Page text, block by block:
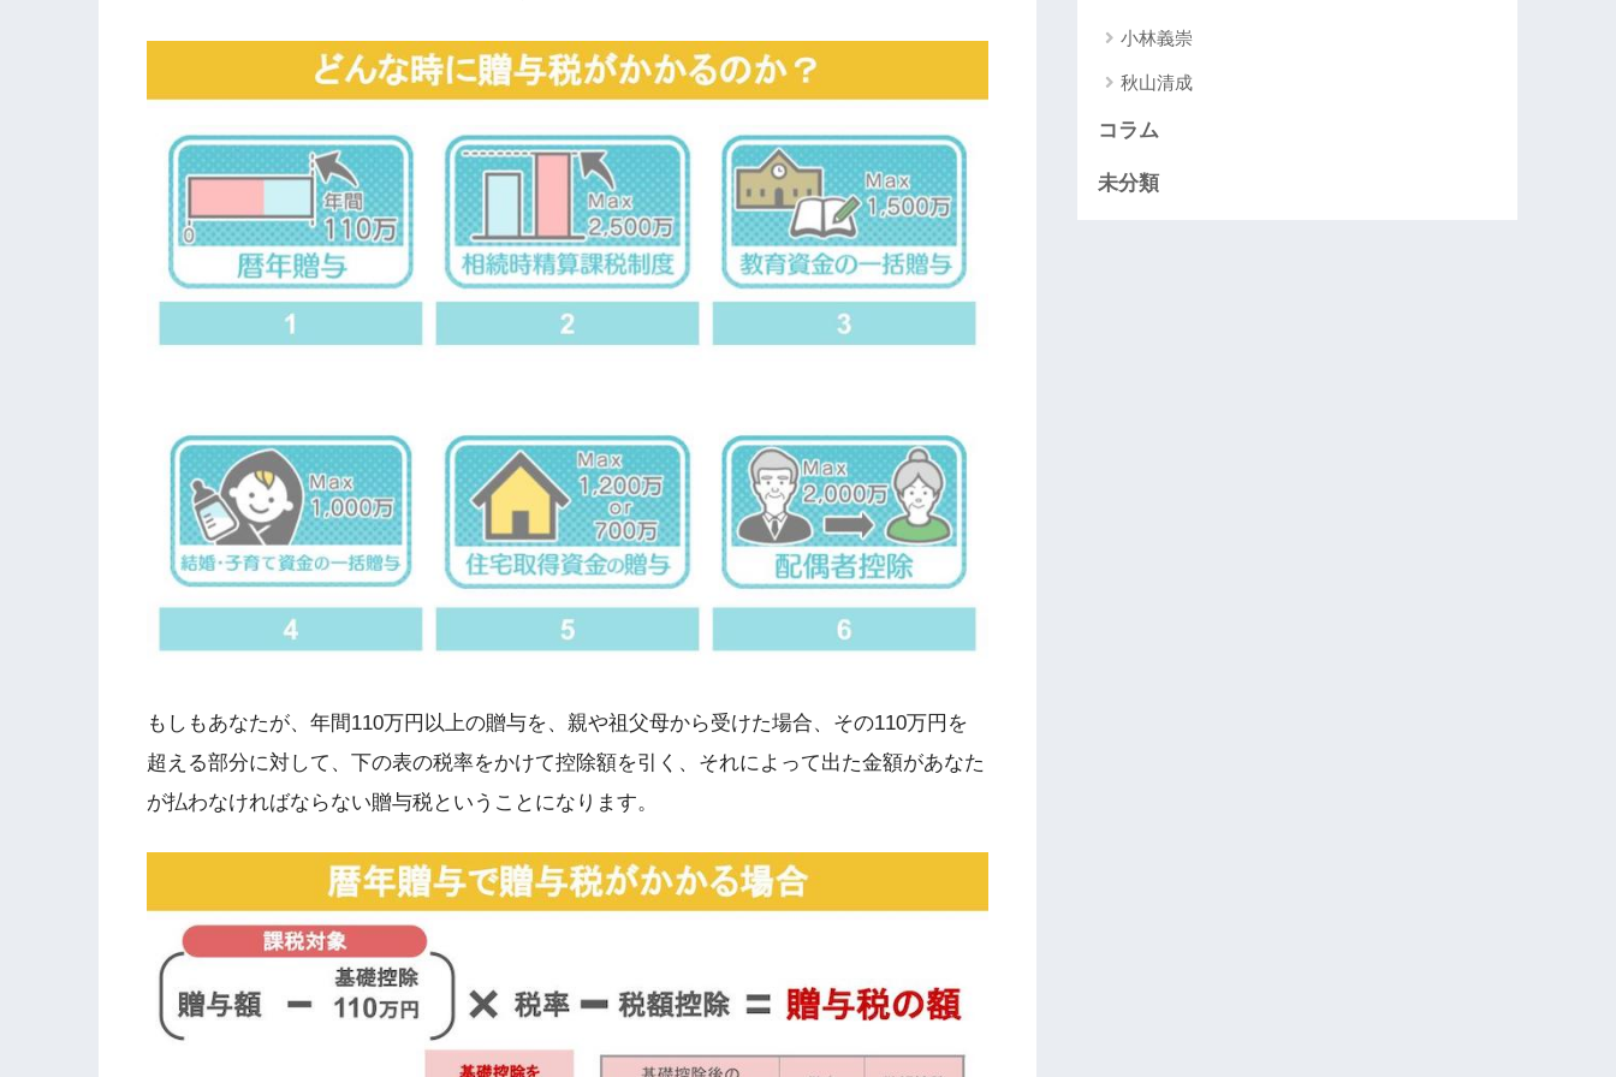
もしもあなたが、年間110万円以上の贈与を、親や祖父母から受けた場合、その110万円を
超える部分に対して、下の表の税率をかけて控除額を引く、それによって出た金額があなた
が払わなければならない贈与税ということになります。
小林義崇
秋山清成
コラム
未分類